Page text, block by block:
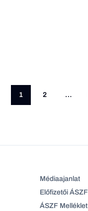
1 2 …
Médiaajanlat
Előfizetői ÁSZF
ÁSZF Melléklet